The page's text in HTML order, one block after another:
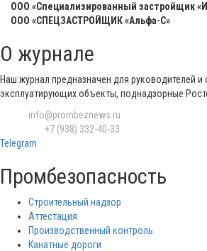
ООО «Специализированный застройщик
ООО «СПЕЦЗАСТРОЙЩИК «Альфа-С»
О журнале
Наш журнал предназначен для руководителей и
эксплуатирующих объекты, поднадзорные
info@prombeznews.ru
‪+7 (938) 332-40-33
Telegram
Промбезопасность
Строительный надзор
Аттестация
Производственный контроль
Канатные дороги